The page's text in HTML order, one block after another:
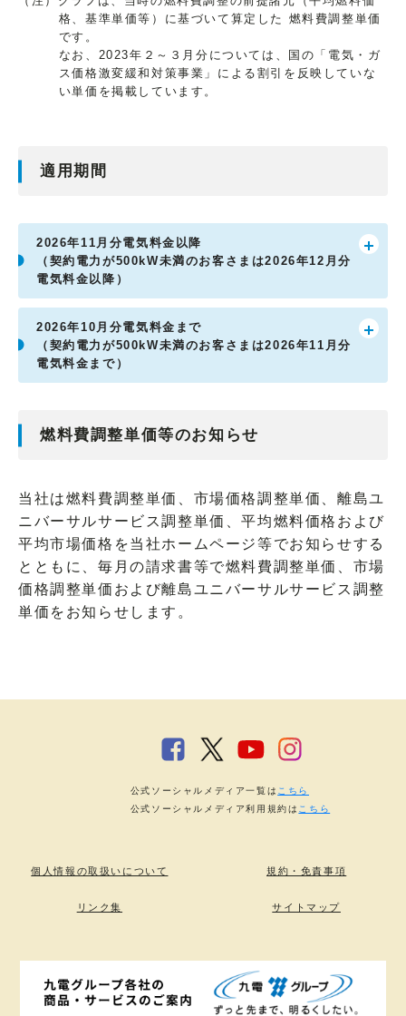
格、基準単価等）に基づいて算定した 燃料費調整単価
です。
なお、2023年２～３月分については、国の「電気・ガ
ス価格激変緩和対策事業」による割引を反映していな
い単価を掲載しています。
適用期間
2026年11月分電気料金以降
（契約電力が500kW未満のお客さまは2026年12月分
電気料金以降）
2026年10月分電気料金まで
（契約電力が500kW未満のお客さまは2026年11月分
電気料金まで）
燃料費調整単価等のお知らせ
当社は燃料費調整単価、市場価格調整単価、離島ユ
ニバーサルサービス調整単価、平均燃料価格および
平均市場価格を当社ホームページ等でお知らせする
とともに、毎月の請求書等で燃料費調整単価、市場
価格調整単価および離島ユニバーサルサービス調整
単価をお知らせします。
個人情報の取扱いについて 規約・免責事項
リンク集 サイトマップ
公式ソーシャルメディア一覧は こちら
公式ソーシャルメディア利用規約は こちら